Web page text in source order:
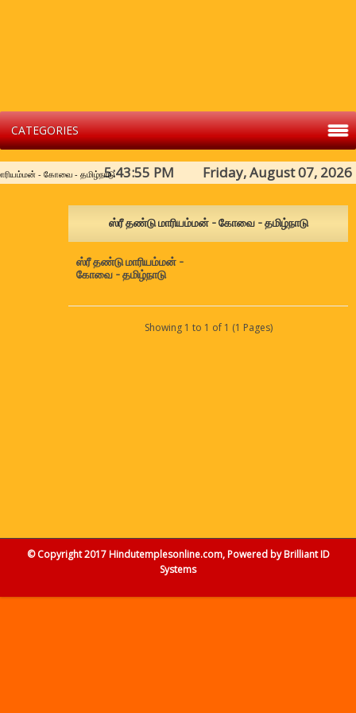
CATEGORIES
5:43:55 PM Friday, August 07, 2026
- கோவை - தமிழ்நாடு
ஸ்ரீ தண்டு மாரியம்மன் - கோவை - தமிழ்நாடு
ஸ்ரீ தண்டு மாரியம்மன் -
கோவை - தமிழ்நாடு
Showing 1 to 1 of 1 (1 Pages)
© Copyright 2017 Hindutemplesonline.com, Powered byBrilliant ID
Systems